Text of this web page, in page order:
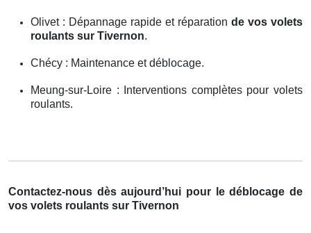
Olivet : Dépannage rapide et réparation de vos volets
roulants sur Tivernon.
Chécy : Maintenance et déblocage.
Meung-sur-Loire : Interventions complètes pour volets
roulants.
Contactez-nous dès aujourd’hui pour le déblocage de
vos volets roulants sur Tivernon